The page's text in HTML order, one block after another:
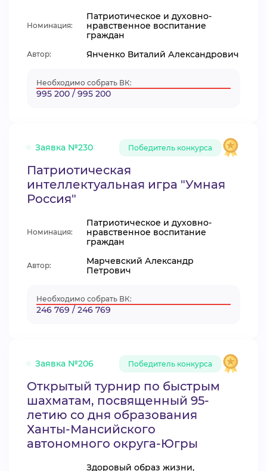
Номинация:
Патриотическое и духовно-
нравственное воспитание
граждан
Автор: Янченко Виталий Александрович
Необходимо собрать ВК:
995 200 / 995 200
Заявка №230 Победитель конкурса
Патриотическая
интеллектуальная игра "Умная
Россия"
Номинация:
Патриотическое и духовно-
нравственное воспитание
граждан
Автор:
Марчевский Александр
Петрович
Необходимо собрать ВК:
246 769 / 246 769
Заявка №206 Победитель конкурса
Открытый турнир по быстрым
шахматам, посвященный 95-
летию со дня образования
Ханты-Мансийского
автономного округа-Югры
Здоровый образ жизни,